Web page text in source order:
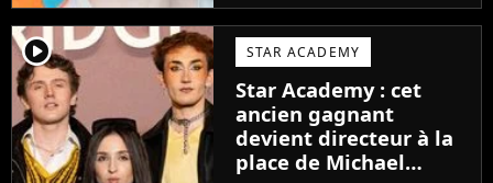
de scène Lowey, l'artiste
de 25 ans dévoile un
premier EP énergique et
très prometteur
nommé...
player2 STAR ACADEMY
Star Academy : cet
ancien gagnant
devient directeur à la
place de Michael